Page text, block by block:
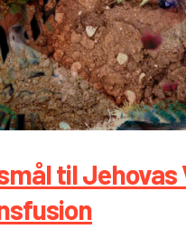
til Jehovas